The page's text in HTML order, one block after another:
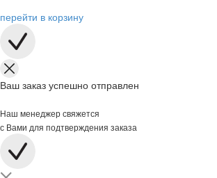
перейти в корзину
Ваш заказ успешно отправлен
Наш менеджер свяжется
с Вами для подтверждения заказа